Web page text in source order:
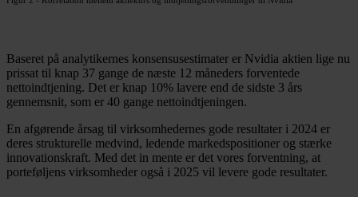
Baseret på analytikernes konsensusestimater er Nvidia aktien lige nu
prissat til knap 37 gange de næste 12 måneders forventede
nettoindtjening. Det er knap 10% lavere end de sidste 3 års
gennemsnit, som er 40 gange nettoindtjeningen.
En afgørende årsag til virksomhedernes gode resultater i 2024 er
deres strukturelle medvind, ledende markedspositioner og stærke
innovationskraft. Med det in mente er det vores forventning, at
porteføljens virksomheder også i 2025 vil levere gode resultater.